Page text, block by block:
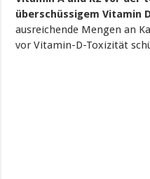
überschüssigem Vitamin
ausreichende Mengen an
vor Vitamin-D-Toxizität